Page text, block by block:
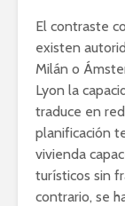
El contraste
existen
Milán o
Lyon la
traduce en
planificación
vivienda
turísticos sin
contrario, se